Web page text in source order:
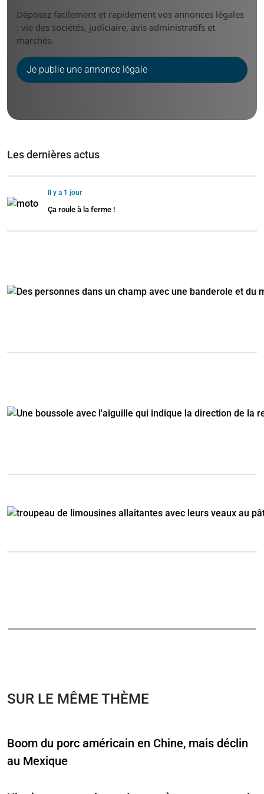
Déposez facilement et rapidement vos annonces légales
: vie des sociétés, judiciaire, avis administratifs et
marchés.
Je publie une annonce légale
Les dernières actus
Il y a 1 jour
Ça roule à la ferme !
SUR LE MÊME THÈME
Boom du porc américain en Chine, mais déclin
au Mexique